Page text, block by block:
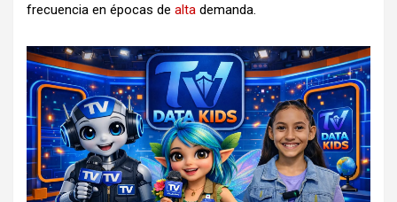
frecuencia en épocas de alta demanda.